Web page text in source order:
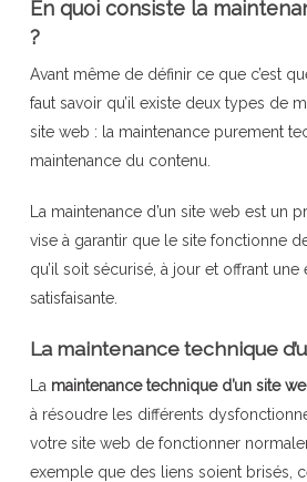
En quoi consiste la
?
Avant même de définir ce que c’est
faut savoir qu’il existe deux types de
site web : la maintenance purement
maintenance du contenu.
La maintenance d’un site web est un
vise à garantir que le site fonctionne
qu’il soit sécurisé, à jour et offrant
satisfaisante.
La maintenance technique
La maintenance technique d’un site
à résoudre les différents
votre site web de fonctionner
exemple que des liens soient brisés,